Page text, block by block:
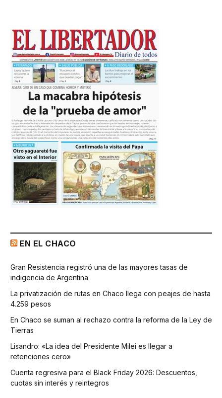
EN EL CHACO
Gran Resistencia registró una de las mayores tasas de
indigencia de Argentina
La privatización de rutas en Chaco llega con peajes de hasta
4.259 pesos
En Chaco se suman al rechazo contra la reforma de la Ley de
Tierras
Lisandro: «La idea del Presidente Milei es llegar a
retenciones cero»
Cuenta regresiva para el Black Friday 2026: Descuentos,
cuotas sin interés y reintegros